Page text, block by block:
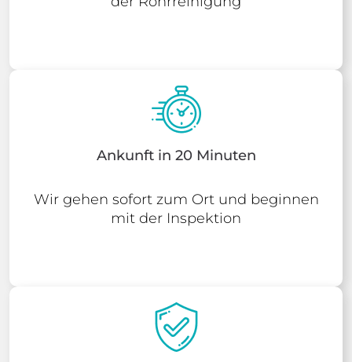
Ankunft in 20 Minuten
Wir gehen sofort zum Ort und beginnen
mit der Inspektion